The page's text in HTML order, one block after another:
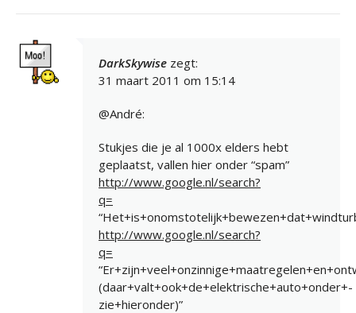
DarkSkywise zegt:
31 maart 2011 om 15:14
@André:
Stukjes die je al 1000x elders hebt
geplaatst, vallen hier onder “spam”
http://www.google.nl/search?
q=
http://www.google.nl/search?
q=
(daar+valt+ook+de+elektrische+auto+onder+-
zie+hieronder)”